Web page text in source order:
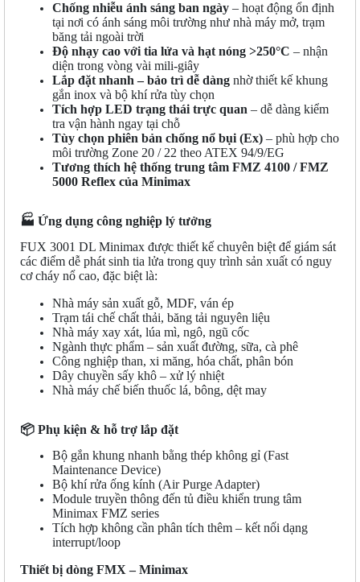
Chống nhiễu ánh sáng ban ngày – hoạt động ổn định
tại nơi có ánh sáng môi trường như nhà máy mở, trạm
băng tải ngoài trời
Độ nhạy cao với tia lửa và hạt nóng >250°C – nhận
diện trong vòng vài mili-giây
Lắp đặt nhanh – bảo trì dễ dàng nhờ thiết kế khung
gắn inox và bộ khí rửa tùy chọn
Tích hợp LED trạng thái trực quan – dễ dàng kiểm
tra vận hành ngay tại chỗ
Tùy chọn phiên bản chống nổ bụi (Ex) – phù hợp cho
môi trường Zone 20 / 22 theo ATEX 94/9/EG
Tương thích hệ thống trung tâm FMZ 4100 / FMZ
5000 Reflex của Minimax
🏭 Ứng dụng công nghiệp lý tưởng
FUX 3001 DL Minimax được thiết kế chuyên biệt để giám sát
các điểm dễ phát sinh tia lửa trong quy trình sản xuất có nguy
cơ cháy nổ cao, đặc biệt là:
Nhà máy sản xuất gỗ, MDF, ván ép
Trạm tái chế chất thải, băng tải nguyên liệu
Nhà máy xay xát, lúa mì, ngô, ngũ cốc
Ngành thực phẩm – sản xuất đường, sữa, cà phê
Công nghiệp than, xi măng, hóa chất, phân bón
Dây chuyền sấy khô – xử lý nhiệt
Nhà máy chế biến thuốc lá, bông, dệt may
📦 Phụ kiện & hỗ trợ lắp đặt
Bộ gắn khung nhanh bằng thép không gỉ (Fast
Maintenance Device)
Bộ khí rửa ống kính (Air Purge Adapter)
Module truyền thông đến tủ điều khiển trung tâm
Minimax FMZ series
Tích hợp không cần phân tích thêm – kết nối dạng
interrupt/loop
Thiết bị dòng FMX – Minimax